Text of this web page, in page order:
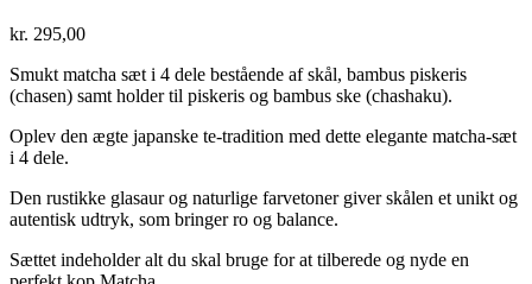
kr. 295,00
Smukt matcha sæt i 4 dele bestående af skål, bambus piskeris
(chasen) samt holder til piskeris og bambus ske (chashaku).
Oplev den ægte japanske te-tradition med dette elegante matcha-sæt
i 4 dele.
Den rustikke glasaur og naturlige farvetoner giver skålen et unikt og
autentisk udtryk, som bringer ro og balance.
Sættet indeholder alt du skal bruge for at tilberede og nyde en